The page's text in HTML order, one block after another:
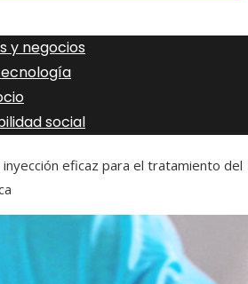
y negocios
social
inyección eficaz para el tratamiento del